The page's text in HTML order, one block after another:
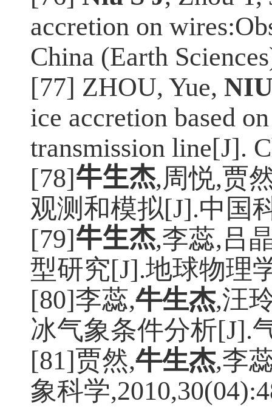
accretion on
China (Earth
[77] ZHOU, Yue,
ice accretion based
transmission line[J].
[78]牛生杰,周悦,贾
观测和模拟[J].中国
[79]牛生杰,李蕊,吕
型研究[J].地球物理
[80]李蕊,牛生杰,汪
冰气象条件分析[J].
[81]贾然,牛生杰,李
象科学